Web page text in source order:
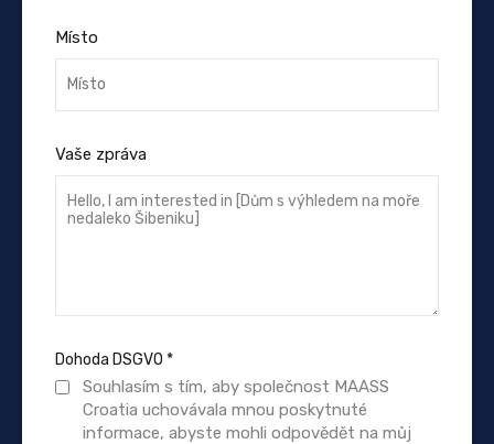
Místo
Vaše zpráva
Dohoda DSGVO *
Souhlasím s tím, aby společnost MAASS
Croatia uchovávala mnou poskytnuté
informace, abyste mohli odpovědět na můj